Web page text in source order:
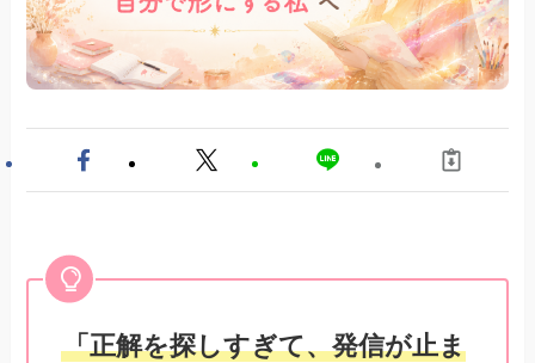
「正解を探しすぎて、発信が止ま